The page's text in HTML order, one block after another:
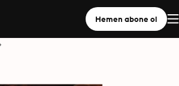
Hemen abone ol